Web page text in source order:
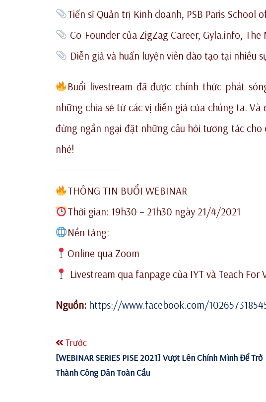
Tiến sĩ Quản trị Kinh doanh, PSB Paris School
Co-Founder của ZigZag Career, Gyla.info, The
Diễn giả và huấn luyện viên đào tạo tại nhiều
Buổi livestream đã được chính thức phát
những chia sẻ từ các vị diễn giả của chúng ta.
đừng ngần ngại đặt những câu hỏi tương tác
nhé!
—————————
THÔNG TIN BUỔI WEBINAR
Thời gian: 19h30 – 21h30 ngày 21/4/2021
Nền tảng:
Online qua Zoom
Livestream qua fanpage của IYT và Teach For
Nguồn: https://www.facebook.com/
Trước
[WEBINAR SERIES PISE 2021] Vượt Lên Chính Mình Để Trở
Thành Công Dân Toàn Cầu